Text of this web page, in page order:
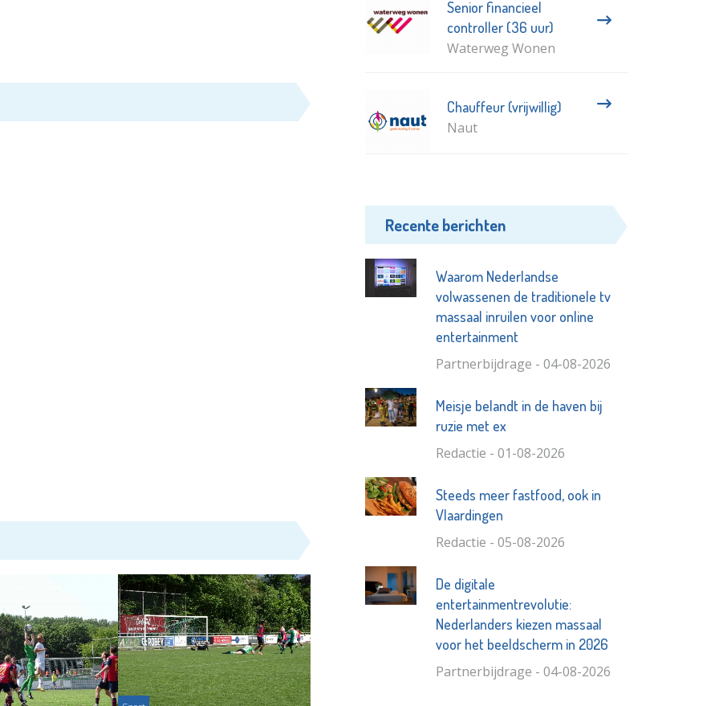
Senior financieel
controller (36 uur)
Waterweg Wonen
Chauffeur (vrijwillig)
Naut
Recente berichten
Waarom Nederlandse
volwassenen de traditionele tv
massaal inruilen voor online
entertainment
Partnerbijdrage - 04-08-2026
Meisje belandt in de haven bij
ruzie met ex
Redactie - 01-08-2026
Steeds meer fastfood, ook in
Vlaardingen
Redactie - 05-08-2026
De digitale
entertainmentrevolutie:
Nederlanders kiezen massaal
voor het beeldscherm in 2026
Partnerbijdrage - 04-08-2026